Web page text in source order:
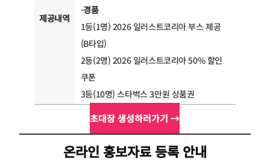
제공내역
-경품
1등(1명) 2026 일러스트코리아 부스 제공
(B타입)
2등(2명) 2026 일러스트코리아 50% 할인
쿠폰
3등(10명) 스타벅스 3만원 상품권
초대장 생성하러가기 →
온라인 홍보자료 등록 안내